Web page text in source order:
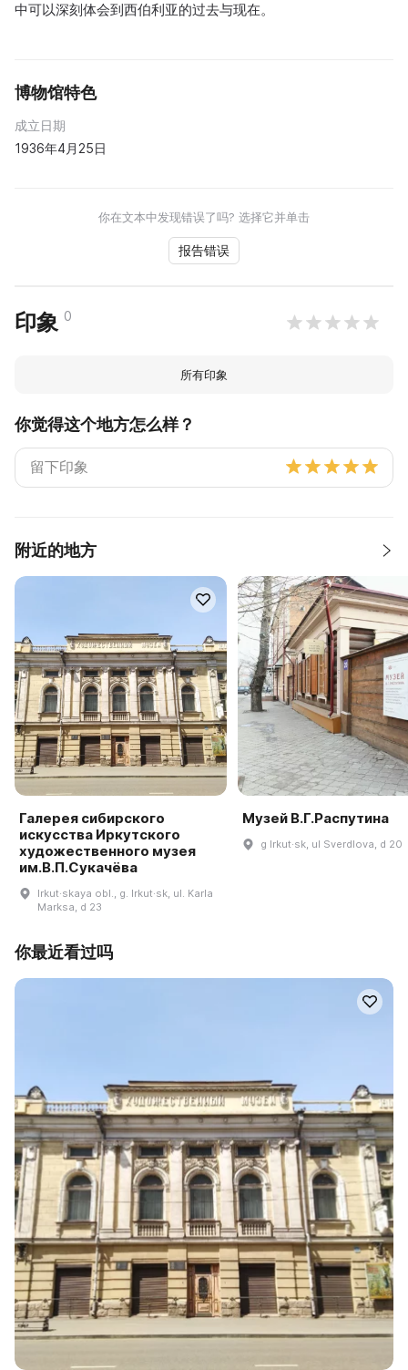
中可以深刻体会到西伯利亚的过去与现在。
博物馆特色
成立日期
1936年4月25日
你在文本中发现错误了吗? 选择它并单击
报告错误
印象 0
所有印象
你觉得这个地方怎么样？
附近的地方
Галерея сибирского
искусства Иркутского
художественного музея
им.В.П.Сукачёва
Irkut·skaya obl., g. Irkut·sk, ul. Karla
Marksa, d 23
Музей В.Г.Распутина
g Irkut·sk, ul Sverdlova, d 20
你最近看过吗